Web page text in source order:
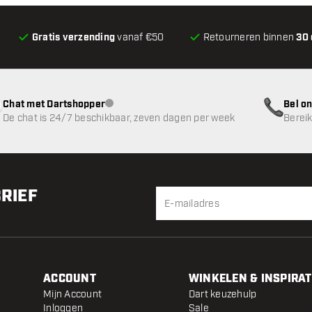
Gratis verzendingvanaf €50 Retourneren binnen30
Chat met Dartshopperklantenservice niet beschikbaar
De chat is 24/7 beschikbaar, zeven dagen per week
Bel
ACCOUNT
Mijn Account
Inloggen
WINKELEN &
Dart keuzehulp
Sale